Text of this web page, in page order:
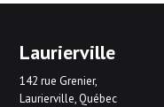
Laurierville
142 rue Grenier,
Laurierville, Québec